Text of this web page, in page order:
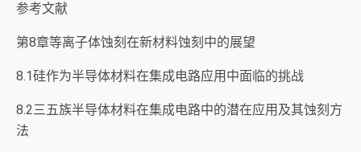
参考文献
第8章等离子体蚀刻在新材料蚀刻中的展望
8.1硅作为半导体材料在集成电路应用中面临的挑战
8.2三五族半导体材料在集成电路中的潜在应用及其蚀刻方
法